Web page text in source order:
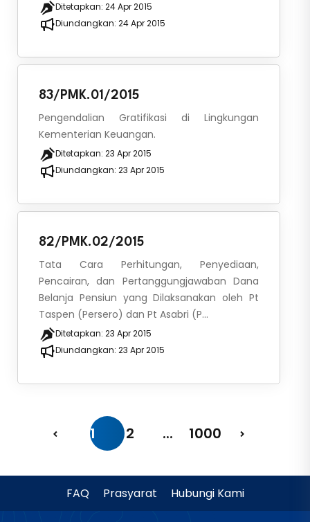
Ditetapkan: 24 Apr 2015
Diundangkan: 24 Apr 2015
83/PMK.01/2015
Pengendalian Gratifikasi di Lingkungan
Kementerian Keuangan.
Ditetapkan: 23 Apr 2015
Diundangkan: 23 Apr 2015
82/PMK.02/2015
Tata Cara Perhitungan, Penyediaan,
Pencairan, dan Pertanggungjawaban Dana
Belanja Pensiun yang Dilaksanakan oleh Pt
Taspen (Persero) dan Pt Asabri (P...
Ditetapkan: 23 Apr 2015
Diundangkan: 23 Apr 2015
1 2 ... 1000
FAQ Prasyarat Hubungi Kami